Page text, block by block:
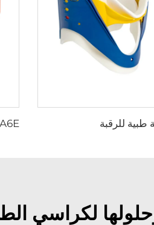
طبية للرقبة
لكراسي